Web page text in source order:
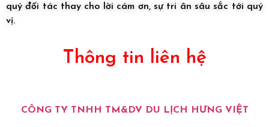
quý đối tác thay cho lời cám ơn, sự tri ân sâu sắc tới quý
vị.
Thông tin liên hệ
CÔNG TY TNHH TM&DV DU LỊCH HƯNG VIỆT